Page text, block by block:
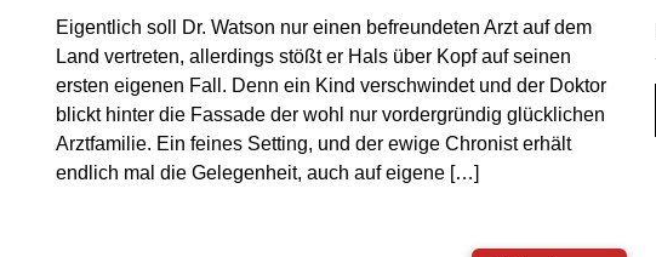
Eigentlich soll Dr. Watson nur einen befreundeten Arzt auf dem
Land vertreten, allerdings stößt er Hals über Kopf auf seinen
ersten eigenen Fall. Denn ein Kind verschwindet und der Doktor
blickt hinter die Fassade der wohl nur vordergründig glücklichen
Arztfamilie. Ein feines Setting, und der ewige Chronist erhält
endlich mal die Gelegenheit, auch auf eigene […]